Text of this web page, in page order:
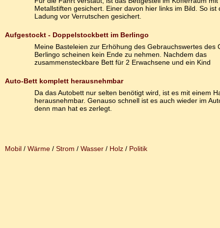
Metallstiften gesichert. Einer davon hier links im Bild. So ist
Ladung vor Verrutschen gesichert.
Aufgestockt - Doppelstockbett im Berlingo
Meine Basteleien zur Erhöhung des Gebrauchswertes des
Berlingo scheinen kein Ende zu nehmen. Nachdem das
zusammensteckbare Bett für 2 Erwachsene und ein Kind
Auto-Bett komplett herausnehmbar
Da das Autobett nur selten benötigt wird, ist es mit einem
herausnehmbar. Genauso schnell ist es auch wieder im
denn man hat es zerlegt.
Mobil / Wärme / Strom / Wasser / Holz / Politik